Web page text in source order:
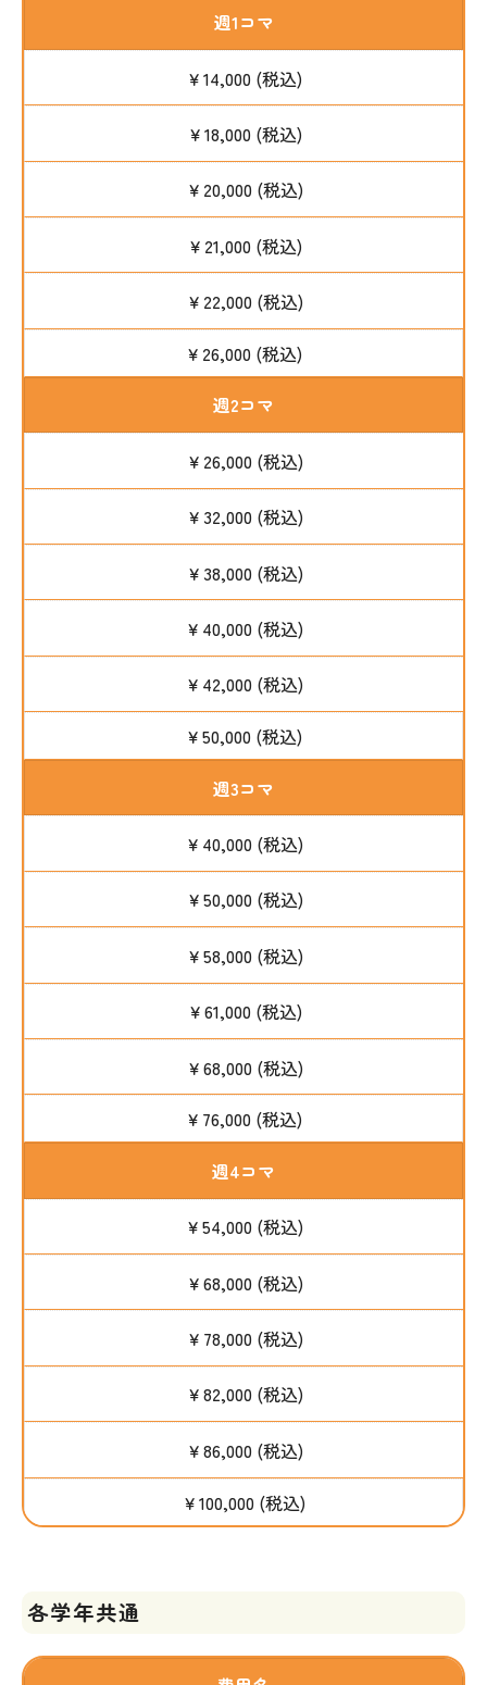
週1コマ
￥14,000 (税込)
￥18,000 (税込)
￥20,000 (税込)
￥21,000 (税込)
￥22,000 (税込)
￥26,000 (税込)
週2コマ
￥26,000 (税込)
￥32,000 (税込)
￥38,000 (税込)
￥40,000 (税込)
￥42,000 (税込)
￥50,000 (税込)
週3コマ
￥40,000 (税込)
￥50,000 (税込)
￥58,000 (税込)
￥61,000 (税込)
￥68,000 (税込)
￥76,000 (税込)
週4コマ
￥54,000 (税込)
￥68,000 (税込)
￥78,000 (税込)
￥82,000 (税込)
￥86,000 (税込)
￥100,000 (税込)
各学年共通